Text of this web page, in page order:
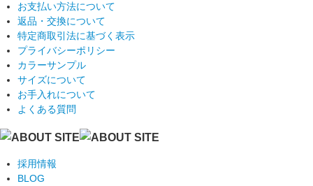
お支払い方法について
返品・交換について
特定商取引法に基づく表示
プライバシーポリシー
カラーサンプル
サイズについて
お手入れについて
よくある質問
採用情報
BLOG